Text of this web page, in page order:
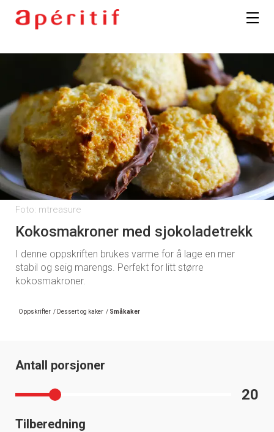
Foto: mtreasure
Kokosmakroner med sjokoladetrekk
I denne oppskriften brukes varme for å lage en mer
stabil og seig marengs. Perfekt for litt større
kokosmakroner.
Oppskrifter / Dessert og kaker / Småkaker
Antall porsjoner
20
Tilberedning